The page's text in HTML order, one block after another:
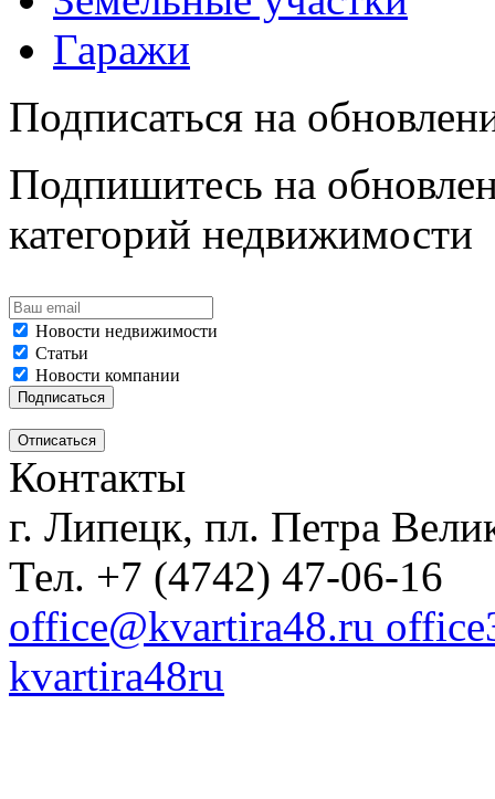
Гаражи
Подписаться на
Подпишитесь на
категорий недвижимости
Новости недвижимости
Статьи
Новости компании
Контакты
г. Липецк, пл. Петра
Тел. +7 (4742) 47-06-16
office@kvartira48.ru
kvartira48ru